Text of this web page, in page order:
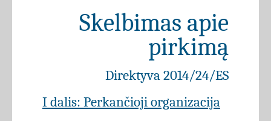
Skelbimas apie
pirkimą
Direktyva 2014/24/ES
I dalis: Perkančioji organizacija